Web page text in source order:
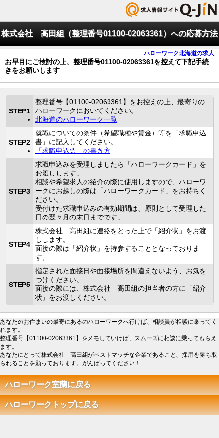
株式会社 高田組（整理番号01100-02063361）への応募方法
ハローワーク北海道の求人
お早目にご検討の上、整理番号01100-02063361を控えて下記手続
きをお願いします
STEP1
整理番号【01100-02063361】をお控えの上、最寄りの
ハローワークにおいでください。
北海道のハローワーク一覧
STEP2
就職についての条件（希望職種や賃金）等を「求職申込
書」に記入してください。
「求職申込票」の書き方
STEP3
求職申込みを受理しましたら「ハローワークカード」を
お渡しします。
相談や希望求人の紹介の際に使用しますので、ハローワ
ークにお越しの際は「ハローワークカード」をお持ちく
ださい。
受付けた求職申込みの有効期間は、原則として受理した
日の翌々月の末日までです。
STEP4
株式会社 高田組に連絡をとった上で「紹介状」をお渡
しします。
面接の際は「紹介状」を持参することとなっておりま
す。
STEP5
指定された面接日や面接場所を間違えないよう、お気を
つけください。
面接の際には、株式会社 高田組の担当者の方に「紹介
状」をお渡しください。
あなたのお住まいの最寄にあるのハローワークへ行けば、相談員が相談に乗ってく
れます。
整理番号【01100-02063361】をメモしていけば、スムーズに相談に乗ってもらえ
ます。
あなたにとって株式会社 高田組がベストマッチな企業であること、採用を勝ち取
られることを願っております。がんばってください！
ハローワーク室蘭に戻る
ハローワークトップに戻る